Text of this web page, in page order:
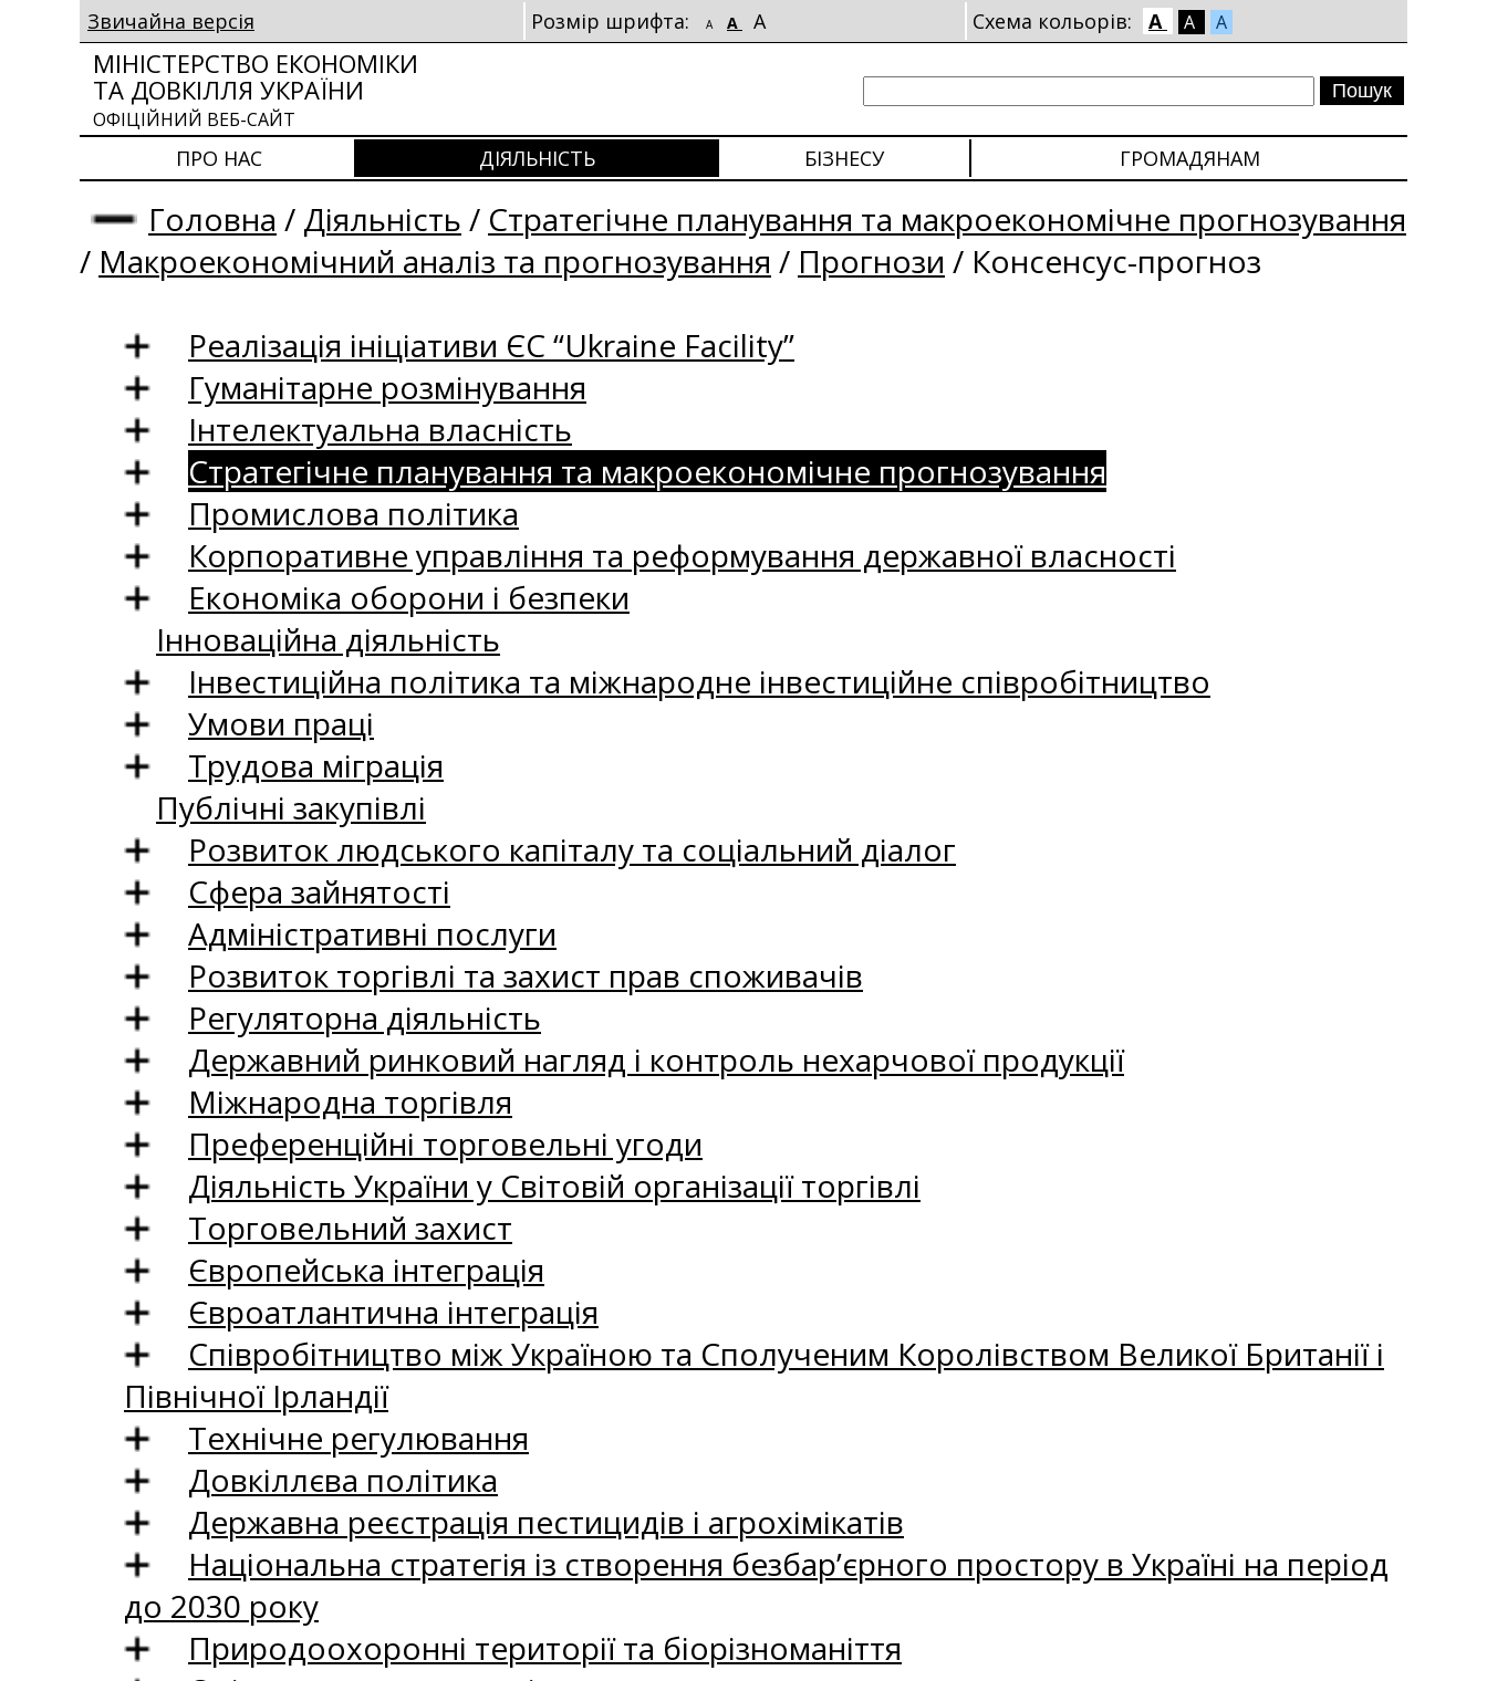
Звичайна версія Розмір шрифта: A A A Схема кольорів: A A A
МІНІСТЕРСТВО ЕКОНОМІКИ
ТА ДОВКІЛЛЯ УКРАЇНИ
ОФІЦІЙНИЙ ВЕБ-САЙТ
ПРО НАС ДІЯЛЬНІСТЬ БІЗНЕСУ ГРОМАДЯНАМ
Головна / Діяльність / Стратегічне планування та макроекономічне прогнозування
/ Макроекономічний аналіз та прогнозування / Прогнози / Консенсус-прогноз
Реалізація ініціативи ЄС “Ukraine Facility”
Гуманітарне розмінування
Інтелектуальна власність
Стратегічне планування та макроекономічне прогнозування
Промислова політика
Корпоративне управління та реформування державної власності
Економіка оборони і безпеки
Інноваційна діяльність
Інвестиційна політика та міжнародне інвестиційне співробітництво
Умови праці
Трудова міграція
Публічні закупівлі
Розвиток людського капіталу та соціальний діалог
Сфера зайнятості
Адміністративні послуги
Розвиток торгівлі та захист прав споживачів
Регуляторна діяльність
Державний ринковий нагляд і контроль нехарчової продукції
Міжнародна торгівля
Преференційні торговельні угоди
Діяльність України у Світовій організації торгівлі
Торговельний захист
Європейська інтеграція
Євроатлантична інтеграція
Співробітництво між Україною та Сполученим Королівством Великої Британії і
Північної Ірландії
Технічне регулювання
Довкіллєва політика
Державна реєстрація пестицидів і агрохімікатів
Національна стратегія із створення безбар’єрного простору в Україні на період
до 2030 року
Природоохоронні території та біорізноманіття